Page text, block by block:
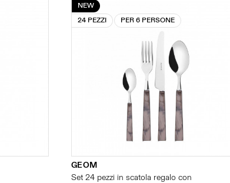
NEW
24 PEZZI
PER 6 PERSONE
GEOM
Set 24 pezzi in scatola regalo con